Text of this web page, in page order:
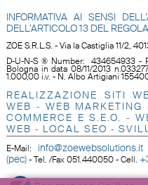
INFORMATIVA AI SENSI
DELL’ARTICOLO 13 DEL
ZOE S.R.L.S. - Via la Castiglia 11/2,
D-U-N-S ® Number: 434654933 -
Bologna in data 08/11/2013
1.000,00 i.v. - N. Albo Artigiani
REALIZZAZIONE SITI
WEB - WEB MARKETING
COMMERCE E S.E.O. -
WEB - LOCAL SEO -
E-Mail : info@zoewebsolutions.it
(pec)- Tel. /Fax 051.440050 - Cell.